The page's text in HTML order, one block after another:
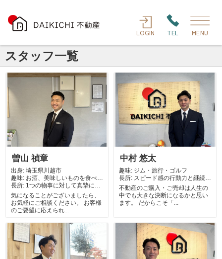
LOGIN TEL MENU
スタッフ一覧
曽山 禎章
出身: 埼玉県川越市
趣味: お酒、美味しいものを食べる
こと！
長所: 1つの物事に対して真摯に向
き合える集中力...
気になることがございましたら、
お気軽にご相談ください。 お客様
のご要望に応えられ...
中村 悠太
趣味: ジム・旅行・ゴルフ
長所: スピード感の行動力と継続力
です。
不動産のご購入・ご売却は人生の
中でも大きな決断になるかと思い
ます。 だからこそ「...